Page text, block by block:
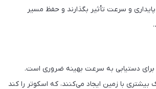
پایداری و سرعت تأثیر بگذارند و حفظ مسیر
دستیابی به سرعت بهینه ضروری است.
بیشتری با زمین ایجاد می‌کنند، که اسکوتر را کند